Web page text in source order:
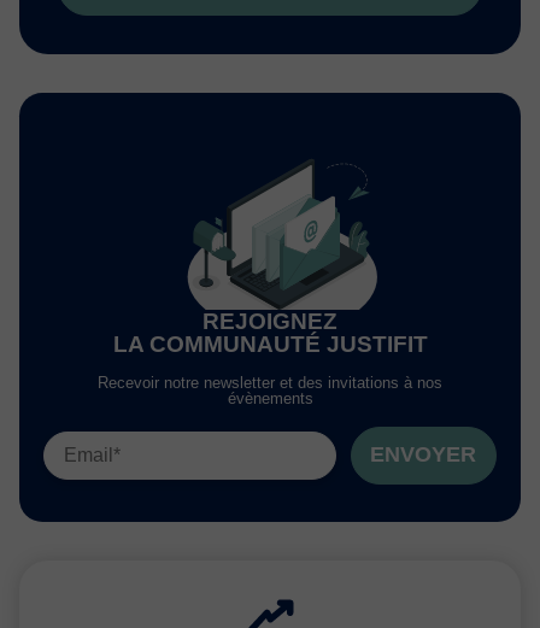
REJOIGNEZ
LA COMMUNAUTÉ JUSTIFIT
Recevoir notre newsletter et des invitations à nos
évènements
ENVOYER